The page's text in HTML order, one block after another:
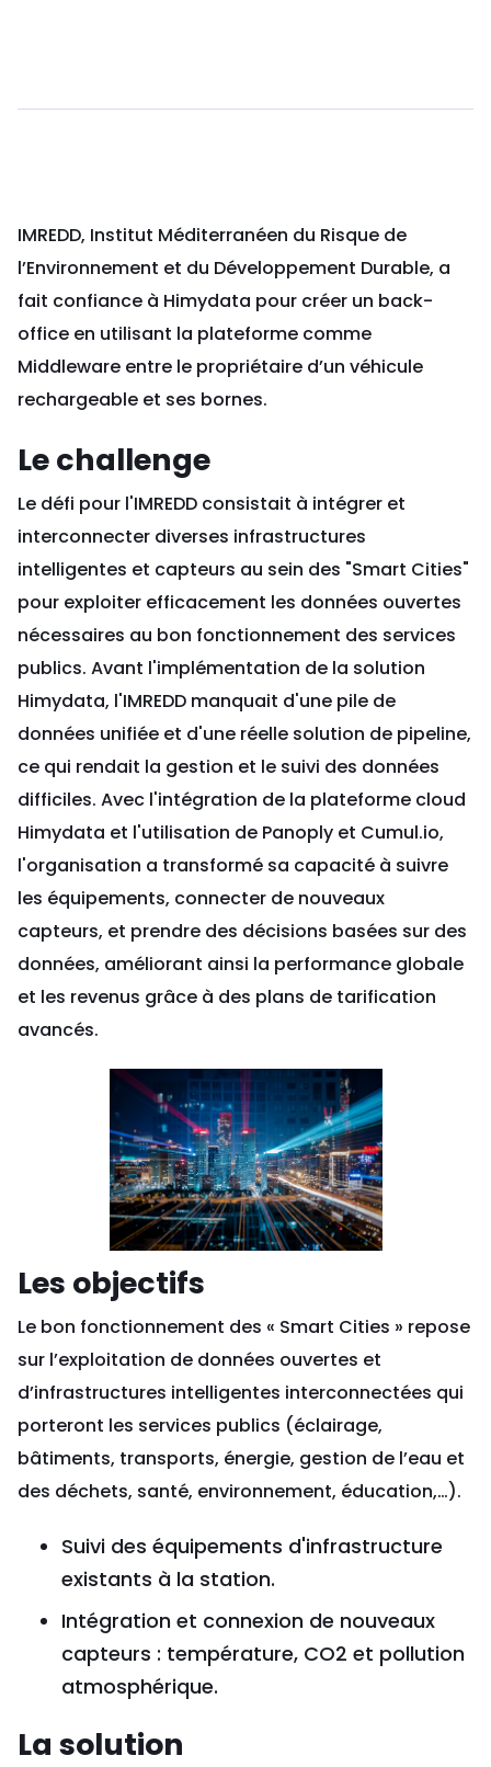
IMREDD, Institut Méditerranéen du Risque de
l’Environnement et du Développement Durable, a
fait confiance à Himydata pour créer un back-
office en utilisant la plateforme comme
Middleware entre le propriétaire d’un véhicule
rechargeable et ses bornes.
Le challenge
Le défi pour l'IMREDD consistait à intégrer et
interconnecter diverses infrastructures
intelligentes et capteurs au sein des "Smart Cities"
pour exploiter efficacement les données ouvertes
nécessaires au bon fonctionnement des services
publics. Avant l'implémentation de la solution
Himydata, l'IMREDD manquait d'une pile de
données unifiée et d'une réelle solution de pipeline,
ce qui rendait la gestion et le suivi des données
difficiles. Avec l'intégration de la plateforme cloud
Himydata et l'utilisation de Panoply et Cumul.io,
l'organisation a transformé sa capacité à suivre
les équipements, connecter de nouveaux
capteurs, et prendre des décisions basées sur des
données, améliorant ainsi la performance globale
et les revenus grâce à des plans de tarification
avancés.
Les objectifs
Le bon fonctionnement des « Smart Cities » repose
sur l’exploitation de données ouvertes et
d’infrastructures intelligentes interconnectées qui
porteront les services publics (éclairage,
bâtiments, transports, énergie, gestion de l’eau et
des déchets, santé, environnement, éducation,…).
Suivi des équipements d'infrastructure
existants à la station.
Intégration et connexion de nouveaux
capteurs : température, CO2 et pollution
atmosphérique.
La solution